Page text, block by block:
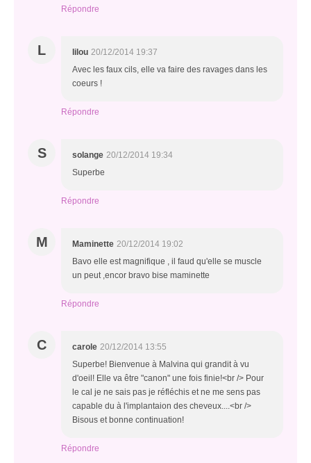
Répondre
L lilou 20/12/2014 19:37
Avec les faux cils, elle va faire des ravages dans les
coeurs !
Répondre
S solange 20/12/2014 19:34
Superbe
Répondre
M Maminette 20/12/2014 19:02
Bavo elle est magnifique , il faud qu'elle se muscle
un peut ,encor bravo bise maminette
Répondre
C carole 20/12/2014 13:55
Superbe! Bienvenue à Malvina qui grandit à vu
d'oeil! Elle va être "canon" une fois finie!<br /> Pour
le cal je ne sais pas je réfléchis et ne me sens pas
capable du à l'implantaion des cheveux....<br />
Bisous et bonne continuation!
Répondre